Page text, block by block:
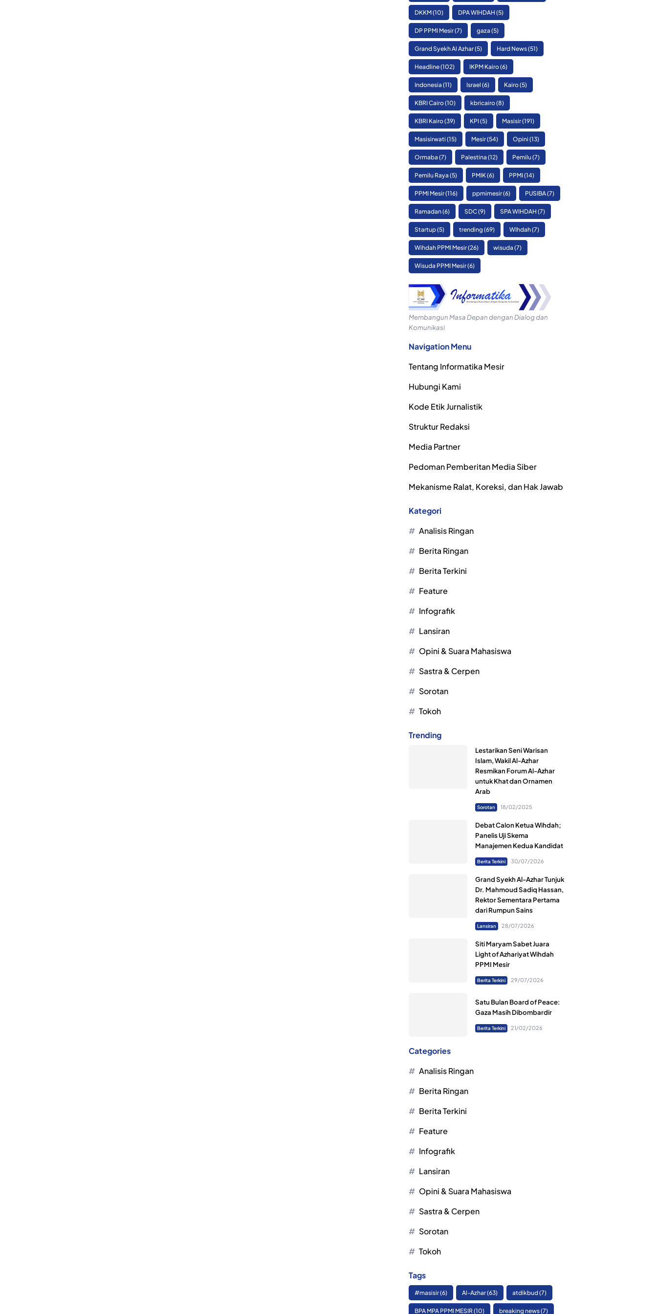
DKKM(10) DPA WIHDAH (5)
DP PPMI Mesir(7) gaza (5)
Grand Syekh Al Azhar(5) Hard News(51)
Headline(102) IKPM Kairo(6)
Indonesia (11) Israel (6) Kairo(5)
KBRI Cairo(10) kbricairo(8)
KBRI Kairo(39) KPI(5) Masisir(191)
Masisirwati (15) Mesir(54) Opini (13)
Ormaba (7) Palestina (12) Pemilu (7)
Pemilu Raya (5) PMIK(6) PPMI(14)
PPMI Mesir(116) ppmimesir(6) PUSIBA(7)
Ramadan(6) SDC(9) SPA WIHDAH (7)
Startup(5) trending (69) WIhdah(7)
Wihdah PPMI Mesir(26) wisuda (7)
Wisuda PPMI Mesir(6)
Membangun Masa Depan dengan Dialog dan
Komunikasi
Navigation Menu
Tentang Informatika Mesir
Hubungi Kami
Kode Etik Jurnalistik
Struktur Redaksi
Media Partner
Pedoman Pemberitan Media Siber
Mekanisme Ralat, Koreksi, dan Hak Jawab
Kategori
Analisis Ringan
Berita Ringan
Berita Terkini
Feature
Infografik
Lansiran
Opini & Suara Mahasiswa
Sastra & Cerpen
Sorotan
Tokoh
Trending
Lestarikan Seni Warisan
Islam, Wakil Al-Azhar
Resmikan Forum Al-Azhar
untuk Khat dan Ornamen
Arab
Sorotan 18/02/2025
Debat Calon Ketua Wihdah;
Panelis Uji Skema
Manajemen Kedua Kandidat
Berita Terkini 30/07/2026
Grand Syekh Al-Azhar Tunjuk
Dr. Mahmoud Sadiq Hassan,
Rektor Sementara Pertama
dari Rumpun Sains
Lansiran 28/07/2026
Siti Maryam Sabet Juara
Light of Azhariyat Wihdah
PPMI Mesir
Berita Terkini 29/07/2026
Satu Bulan Board of Peace:
Gaza Masih Dibombardir
Berita Terkini 21/02/2026
Categories
Analisis Ringan
Berita Ringan
Berita Terkini
Feature
Infografik
Lansiran
Opini & Suara Mahasiswa
Sastra & Cerpen
Sorotan
Tokoh
Tags
#masisir(6) Al-Azhar(63) atdikbud(7)
BPA MPA PPMI MESIR(10) breaking news(7)